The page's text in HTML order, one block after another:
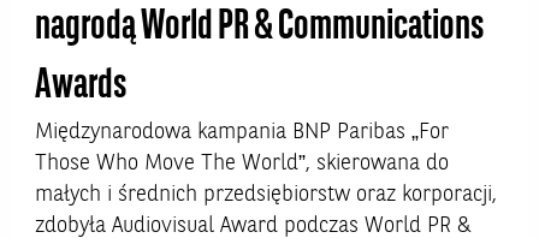
nagrodą World PR & Communications
Awards
Międzynarodowa kampania BNP Paribas „For
Those Who Move The World”, skierowana do
małych i średnich przedsiębiorstw oraz korporacji,
zdobyła Audiovisual Award podczas World PR &